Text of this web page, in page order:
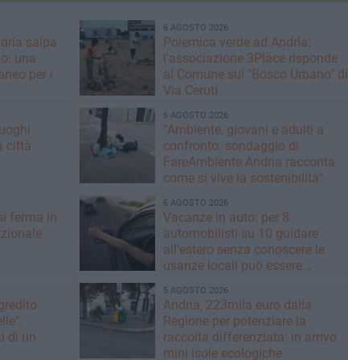
salpa
una
per i
6 AGOSTO 2026
Polemica verde ad Andria:
l'associazione 3Place risponde
al Comune sul "Bosco Urbano" di
Via Ceruti
città
6 AGOSTO 2026
“Ambiente, giovani e adulti a
confronto: sondaggio di
FareAmbiente Andria racconta
come si vive la sostenibilità”
ferma in
6 AGOSTO 2026
Vacanze in auto: per 8
automobilisti su 10 guidare
all'estero senza conoscere le
usanze locali può essere
di un
5 AGOSTO 2026
Andria, 223mila euro dalla
Regione per potenziare la
raccolta differenziata: in arrivo
mini isole ecologiche